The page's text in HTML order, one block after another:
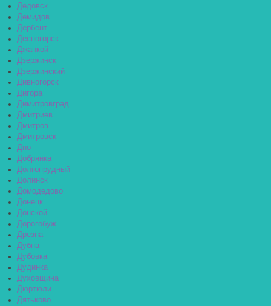
Дедовск
Демидов
Дербент
Десногорск
Джанкой
Дзержинск
Дзержинский
Дивногорск
Дигора
Димитровград
Дмитриев
Дмитров
Дмитровск
Дно
Добрянка
Долгопрудный
Долинск
Домодедово
Донецк
Донской
Дорогобуж
Дрезна
Дубна
Дубовка
Дудинка
Духовщина
Дюртюли
Дятьково